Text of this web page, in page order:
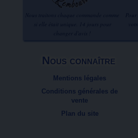
Nous connaître
Mentions légales
Conditions générales de
vente
Plan du site